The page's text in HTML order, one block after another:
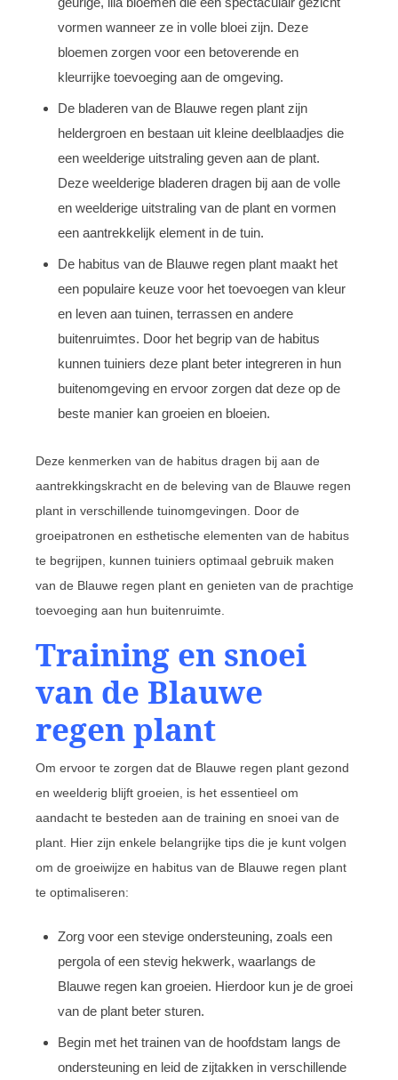
vormen wanneer ze in volle bloei zijn. Deze
bloemen zorgen voor een betoverende en
kleurrijke toevoeging aan de omgeving.
De bladeren van de Blauwe regen plant zijn
heldergroen en bestaan uit kleine deelblaadjes die
een weelderige uitstraling geven aan de plant.
Deze weelderige bladeren dragen bij aan de volle
en weelderige uitstraling van de plant en vormen
een aantrekkelijk element in de tuin.
De habitus van de Blauwe regen plant maakt het
een populaire keuze voor het toevoegen van kleur
en leven aan tuinen, terrassen en andere
buitenruimtes. Door het begrip van de habitus
kunnen tuiniers deze plant beter integreren in hun
buitenomgeving en ervoor zorgen dat deze op de
beste manier kan groeien en bloeien.
Deze kenmerken van de habitus dragen bij aan de
aantrekkingskracht en de beleving van de Blauwe regen
plant in verschillende tuinomgevingen. Door de
groeipatronen en esthetische elementen van de habitus
te begrijpen, kunnen tuiniers optimaal gebruik maken
van de Blauwe regen plant en genieten van de prachtige
toevoeging aan hun buitenruimte.
Training en snoei
van de Blauwe
regen plant
Om ervoor te zorgen dat de Blauwe regen plant gezond
en weelderig blijft groeien, is het essentieel om
aandacht te besteden aan de training en snoei van de
plant. Hier zijn enkele belangrijke tips die je kunt volgen
om de groeiwijze en habitus van de Blauwe regen plant
te optimaliseren:
Zorg voor een stevige ondersteuning, zoals een
pergola of een stevig hekwerk, waarlangs de
Blauwe regen kan groeien. Hierdoor kun je de groei
van de plant beter sturen.
Begin met het trainen van de hoofdstam langs de
ondersteuning en leid de zijtakken in verschillende